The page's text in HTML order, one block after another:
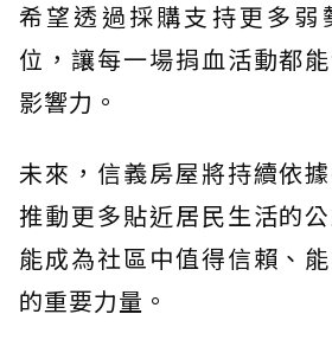
希望透過採購支持更多弱
位，讓每一場捐血活動都
影響力。
未來，信義房屋將持續依
推動更多貼近居民生活的
能成為社區中值得信賴、
的重要力量。